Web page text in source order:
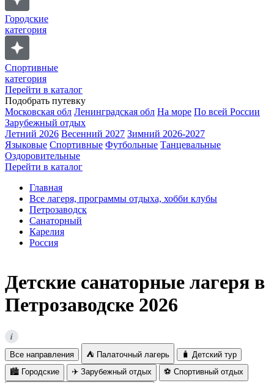
Городские
категория
Спортивные
категория
Перейти в каталог
Подобрать путевку
Московская обл Ленинградская обл На море По всей России
Зарубежный отдых
Летний 2026 Весенний 2027 Зимний 2026-2027
Языковые Спортивные Футбольные Танцевальные
Оздоровительные
Перейти в каталог
Главная
Все лагеря, программы отдыха, хобби клубы
Петрозаводск
Санаторный
Карелия
Россия
Детские cанаторные лагеря в
Петрозаводске 2026
i
Все направления ⛺ Палаточный лагерь
🧳 Детский тур
🏙️ Городские
✈️ Зарубежный отдых
⚽ Спортивный отдых